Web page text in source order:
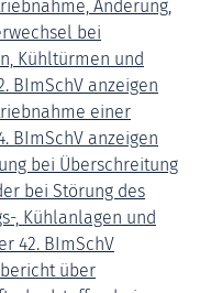
Änderung,
bei
Kühltürmen und
BImSchV anzeigen
einer
BImSchV anzeigen
bei Überschreitung
bei Störung des
, Kühlanlagen und
42. BImSchV
über